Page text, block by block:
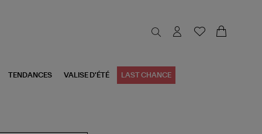
TENDANCES VALISE D'ÉTÉ LAST CHANCE